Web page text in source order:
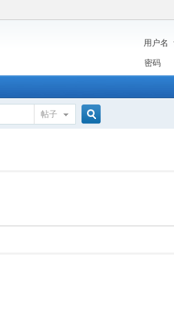
用户名
密码
帖子